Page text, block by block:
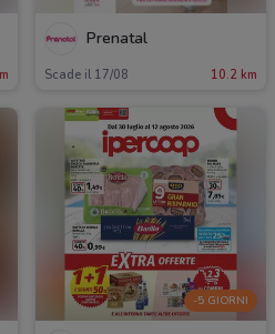
Prenatal
Scade il 17/08 10.2 km
-5 GIORNI